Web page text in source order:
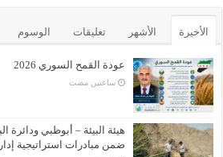
الأخيرة الأشهر تعليقات الوسوم
عودة القمح السوري 2026
‏ساعتين مضت
هيئة البيئة – أبوظبي ودائرة
ضمن مبادرات استراتيجية